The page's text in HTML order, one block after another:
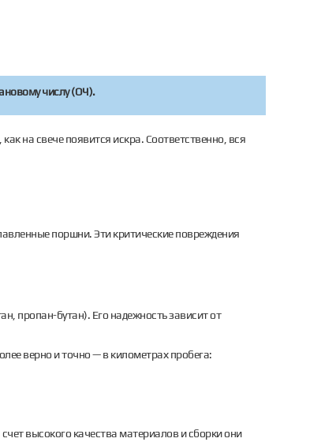
числу (ОЧ).
на свече появится искра. Соответственно, вся
поршни. Эти критические повреждения
пропан-бутан). Его надежность зависит от
верно и точно — в километрах пробега:
высокого качества материалов и сборки они